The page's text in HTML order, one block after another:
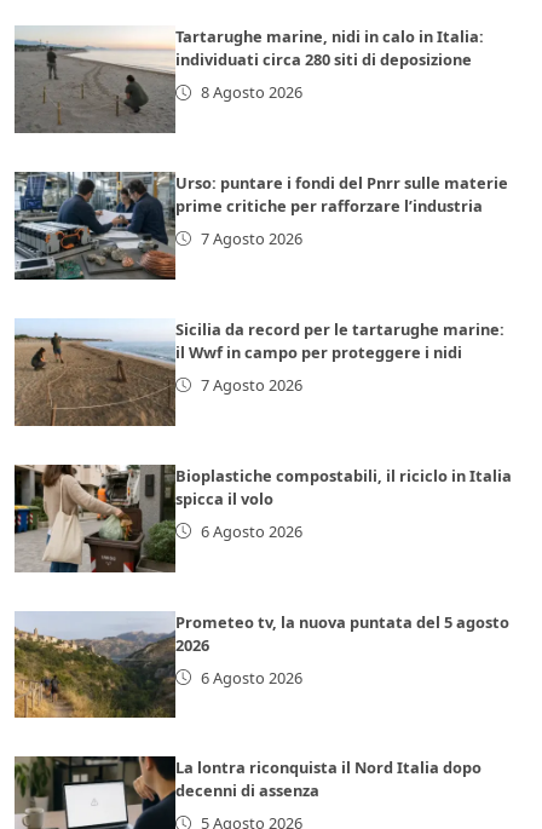
Tartarughe marine, nidi in calo in Italia:
individuati circa 280 siti di deposizione
8 Agosto 2026
Urso: puntare i fondi del Pnrr sulle materie
prime critiche per rafforzare l’industria
7 Agosto 2026
Sicilia da record per le tartarughe marine:
il Wwf in campo per proteggere i nidi
7 Agosto 2026
Bioplastiche compostabili, il riciclo in Italia
spicca il volo
6 Agosto 2026
Prometeo tv, la nuova puntata del 5 agosto
2026
6 Agosto 2026
La lontra riconquista il Nord Italia dopo
decenni di assenza
5 Agosto 2026